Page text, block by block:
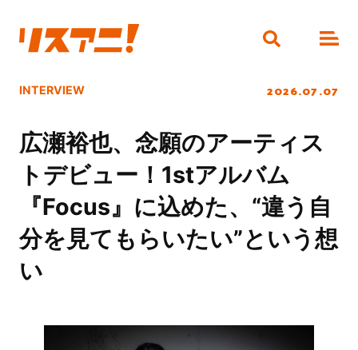
INTERVIEW 2026.07.07
広瀬裕也、念願のアーティス
トデビュー！1stアルバム
『Focus』に込めた、“違う自
分を見てもらいたい”という想
い